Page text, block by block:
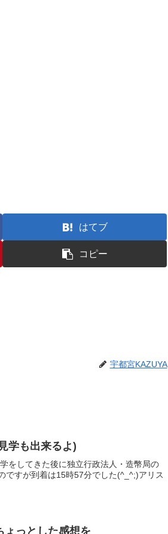
はてブ
コピー
宇都宮KAZUYA
学も出来るよ)
をしてきた後に独立行政法人・造幣局の
ですが到着は15時57分でした(^_^;)アリス
ょっとした感想を